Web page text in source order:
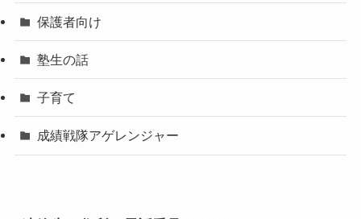
保護者向け
塾生の話
子育て
成績戦隊アゲレンジャー